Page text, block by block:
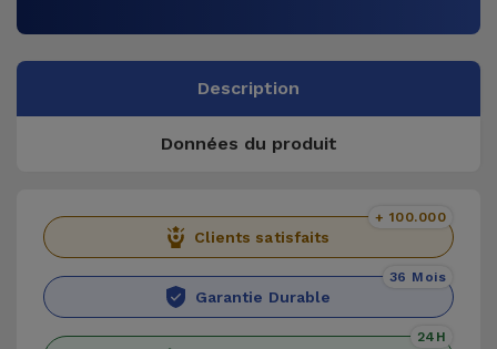
Description
Données du produit
Clients satisfaits
+ 100.000
Garantie Durable
36 Mois
24H